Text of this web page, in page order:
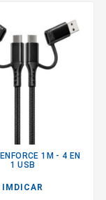
1M - 4 EN
1 USB
IMDICAR